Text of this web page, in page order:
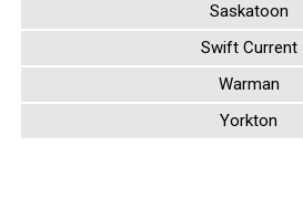
Saskatoon
Swift Current
Warman
Yorkton